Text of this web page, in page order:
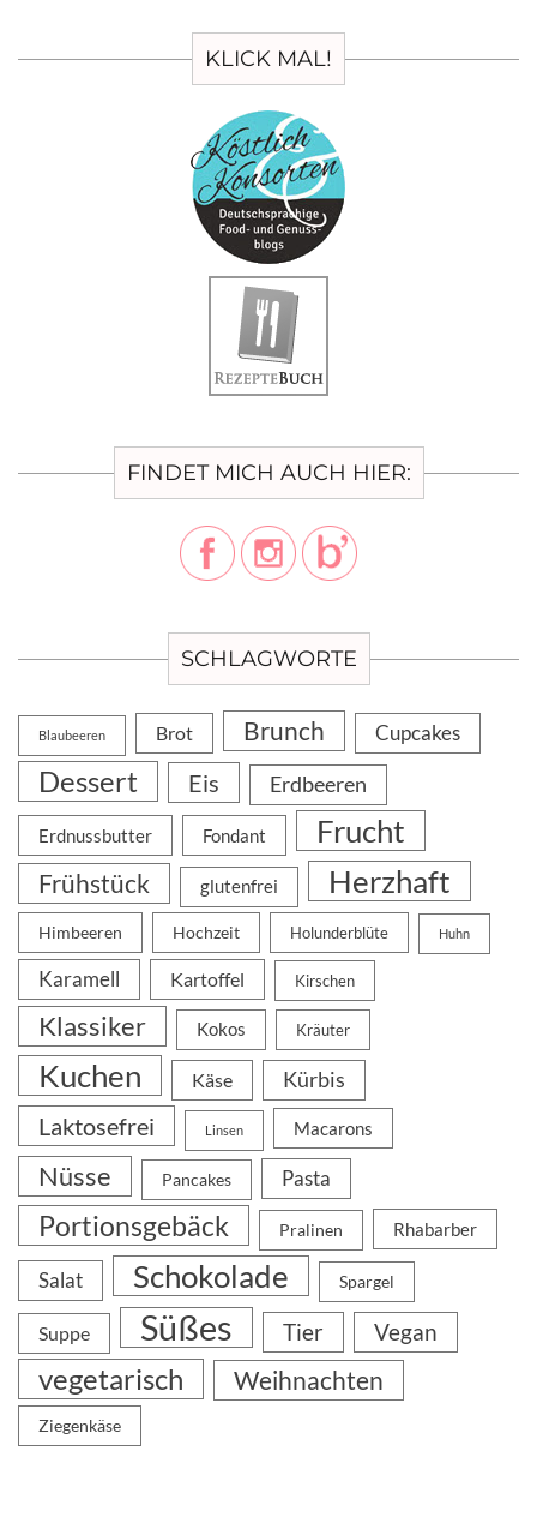
KLICK MAL!
FINDET MICH AUCH HIER:
SCHLAGWORTE
Blaubeeren Brot Brunch Cupcakes
Dessert Eis Erdbeeren
Erdnussbutter Fondant Frucht
Frühstück glutenfrei Herzhaft
Himbeeren Hochzeit Holunderblüte Huhn
Karamell Kartoffel Kirschen
Klassiker Kokos Kräuter
Kuchen Käse Kürbis
Laktosefrei Linsen Macarons
Nüsse Pancakes Pasta
Portionsgebäck Pralinen Rhabarber
Salat Schokolade Spargel
Suppe Süßes Tier Vegan
vegetarisch Weihnachten
Ziegenkäse